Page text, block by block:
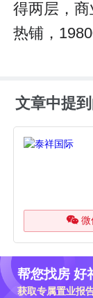
得两层，
热铺，
文章中提
微
帮您找房 好
获取专属置业报